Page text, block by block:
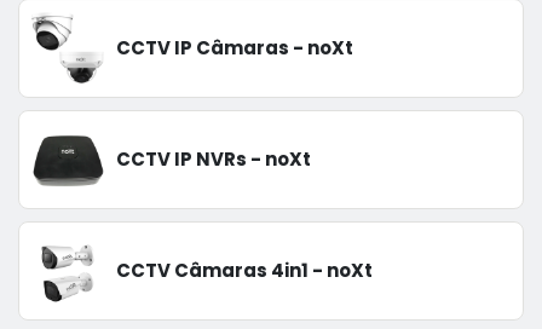
CCTV IP Câmaras - noXt
CCTV IP NVRs - noXt
CCTV Câmaras 4in1 - noXt